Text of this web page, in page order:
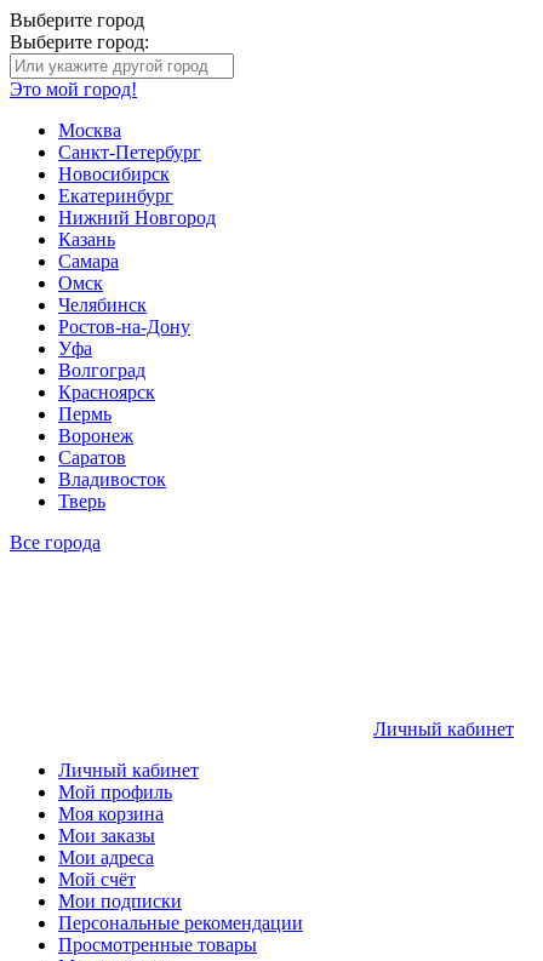
Выберите город
Выберите город:
Это мой город!
Москва
Санкт-Петербург
Новосибирск
Екатеринбург
Нижний Новгород
Казань
Самара
Омск
Челябинск
Ростов-на-Дону
Уфа
Волгоград
Красноярск
Пермь
Воронеж
Саратов
Владивосток
Тверь
Все города
Личный кабинет
Личный кабинет
Мой профиль
Моя корзина
Мои заказы
Мои адреса
Мой счёт
Мои подписки
Персональные рекомендации
Просмотренные товары